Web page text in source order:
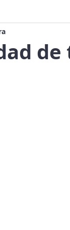
de